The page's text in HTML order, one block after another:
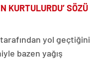
KURTULURDU’ SÖZÜ
yol geçtiğini
bazen yağış